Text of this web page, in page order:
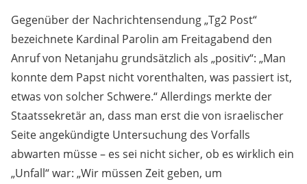
Gegenüber der Nachrichtensendung „Tg2 Post“
bezeichnete Kardinal Parolin am Freitagabend den
Anruf von Netanjahu grundsätzlich als „positiv“: „Man
konnte dem Papst nicht vorenthalten, was passiert ist,
etwas von solcher Schwere.“ Allerdings merkte der
Staatssekretär an, dass man erst die von israelischer
Seite angekündigte Untersuchung des Vorfalls
abwarten müsse – es sei nicht sicher, ob es wirklich ein
„Unfall“ war: „Wir müssen Zeit geben, um